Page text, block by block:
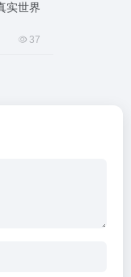
实世界
37